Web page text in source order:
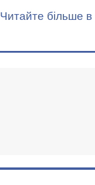
Читайте більше в